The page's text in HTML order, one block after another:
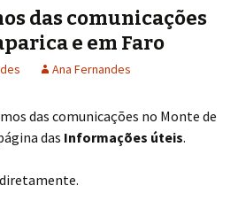
das comunicações
e em Faro
Ana Fernandes
das comunicações no Monte de
das Informações úteis.